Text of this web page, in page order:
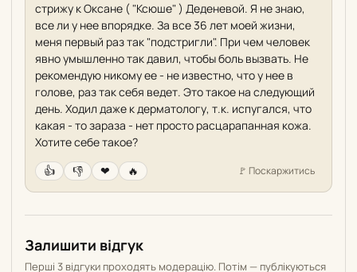
стрижу к Оксане ( "Ксюше" ) Деденевой. Я не знаю,
все ли у нее впорядке. За все 36 лет моей жизни,
меня первый раз так "подстригли". При чем человек
явно умышленно так давил, чтобы боль вызвать. Не
рекомендую никому ее - не известно, что у нее в
голове, раз так себя ведет. Это такое на следующий
день. Ходил даже к дерматологу, т.к. испугался, что
какая - то зараза - нет просто расцарапанная кожа.
Хотите себе такое?
👍
👎 ❤ 🔥 🚩 Поскаржитись
Залишити відгук
Перші 3 відгуки проходять модерацію. Потім — публікуються